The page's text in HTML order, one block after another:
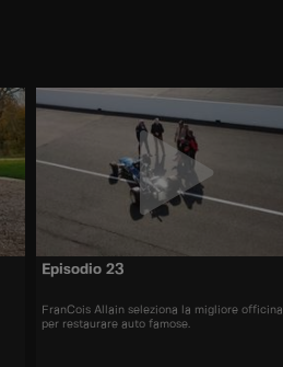
Episodio 23
FranCois Allain seleziona la migliore officina
per restaurare auto famose.